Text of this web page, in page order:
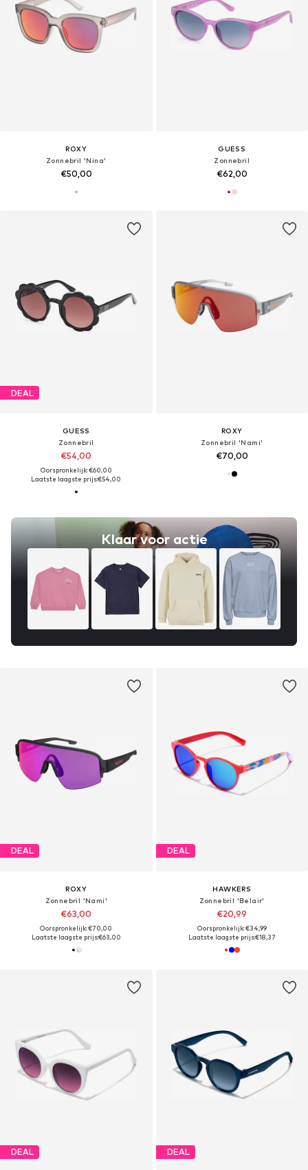
ROXY
Zonnebril 'Nina'
€50,00
GUESS
Zonnebril
€62,00
DEAL
GUESS
Zonnebril
€54,00
Oorspronkelijk: €60,00
Laatste laagste prijs:€54,00
Klaar voor actie
ROXY
Zonnebril 'Nami'
€70,00
DEAL
ROXY
Zonnebril 'Nami'
€63,00
Oorspronkelijk: €70,00
Laatste laagste prijs:€63,00
DEAL
HAWKERS
Zonnebril 'Belair'
€20,99
Oorspronkelijk: €34,99
Laatste laagste prijs:€18,37
DEAL DEAL